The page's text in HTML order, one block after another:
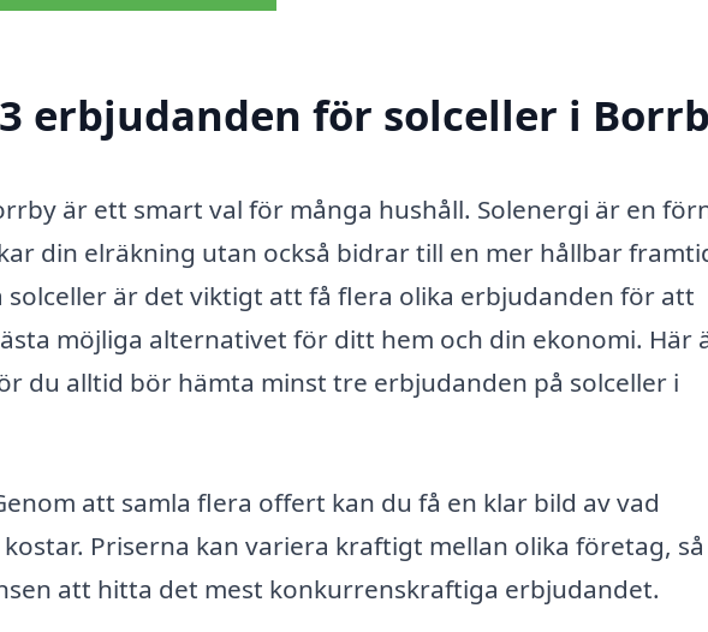
erbjudanden för solceller i
är ett smart val för många hushåll. Solenergi är en
din elräkning utan också bidrar till en mer hållbar
är det viktigt att få flera olika erbjudanden för att
möjliga alternativet för ditt hem och din ekonomi. Här
du alltid bör hämta minst tre erbjudanden på solceller i
att samla flera offert kan du få en klar bild av vad
Priserna kan variera kraftigt mellan olika företag,
att hitta det mest konkurrenskraftiga erbjudandet.